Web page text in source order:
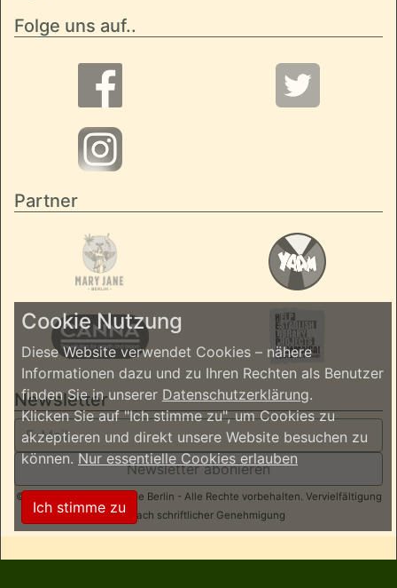
Folge uns auf..
Partner
Newsletter
Newsletter abonieren
© 2026 ReggaeInBerlin.de Berlin - Alle Rechte vorbehalten. Vervielfältigung
nur nach schriftlicher Genehmigung
Cookie Nutzung
Diese Website verwendet Cookies – nähere
Informationen dazu und zu Ihren Rechten als Benutzer
finden Sie in unserer Datenschutzerklärung.
Klicken Sie auf "Ich stimme zu", um Cookies zu
akzeptieren und direkt unsere Website besuchen zu
können.Nur essentielle Cookies erlauben
Ich stimme zu